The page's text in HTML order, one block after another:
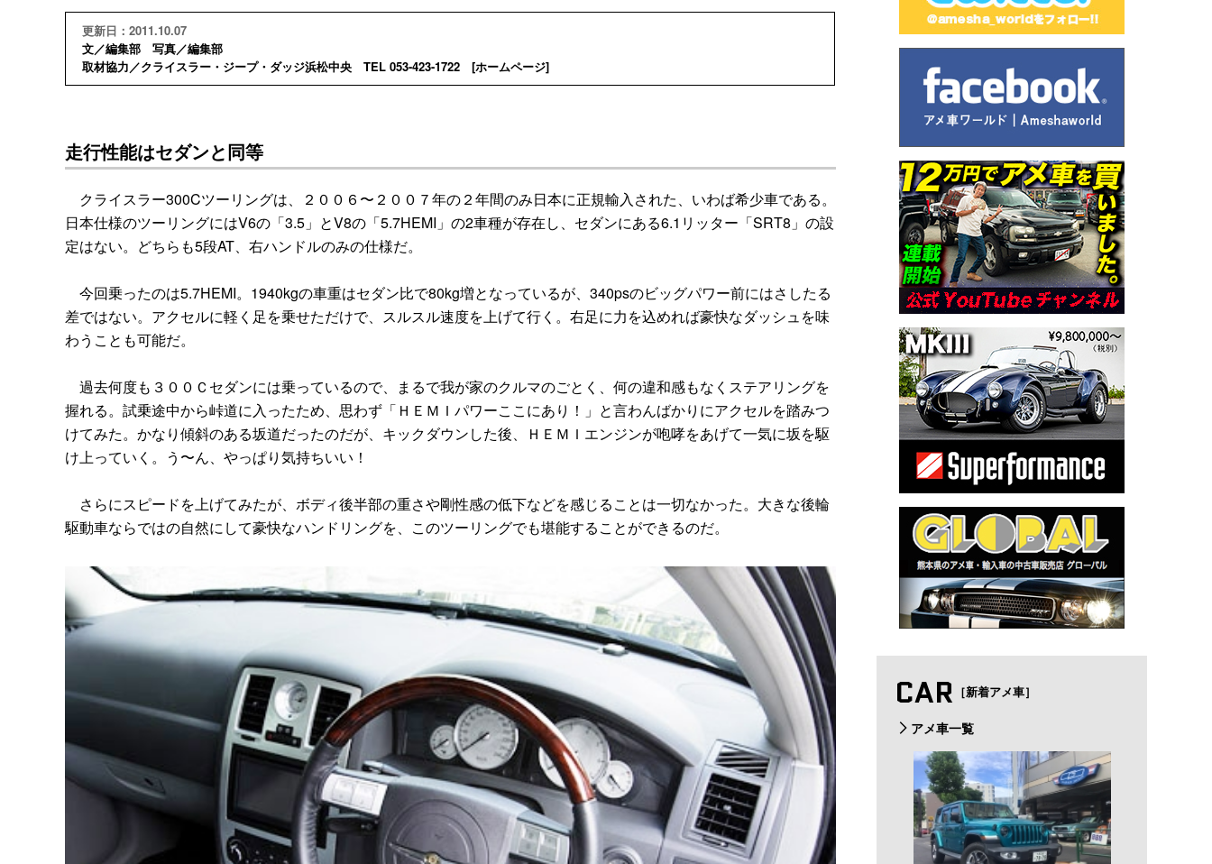
更新日：2011.10.07
文／編集部 写真／編集部
取材協力／クライスラー・ジープ・ダッジ浜松中央 TEL 053-423-1722 [ホームページ]
走行性能はセダンと同等
クライスラー300Cツーリングは、２００６〜２００７年の２年間のみ日本に正規輸入された、いわば希少車である。
日本仕様のツーリングにはV6の「3.5」とV8の「5.7HEMI」の2車種が存在し、セダンにある6.1リッター「SRT8」の設
定はない。どちらも5段AT、右ハンドルのみの仕様だ。
今回乗ったのは5.7HEMI。1940kgの車重はセダン比で80kg増となっているが、340psのビッグパワー前にはさしたる
差ではない。アクセルに軽く足を乗せただけで、スルスル速度を上げて行く。右足に力を込めれば豪快なダッシュを味
わうことも可能だ。
過去何度も３００Ｃセダンには乗っているので、まるで我が家のクルマのごとく、何の違和感もなくステアリングを
握れる。試乗途中から峠道に入ったため、思わず「ＨＥＭＩパワーここにあり！」と言わんばかりにアクセルを踏みつ
けてみた。かなり傾斜のある坂道だったのだが、キックダウンした後、ＨＥＭＩエンジンが咆哮をあげて一気に坂を駆
け上っていく。う〜ん、やっぱり気持ちいい！
さらにスピードを上げてみたが、ボディ後半部の重さや剛性感の低下などを感じることは一切なかった。大きな後輪
駆動車ならではの自然にして豪快なハンドリングを、このツーリングでも堪能することができるのだ。
CAR ［新着アメ車］
アメ車一覧